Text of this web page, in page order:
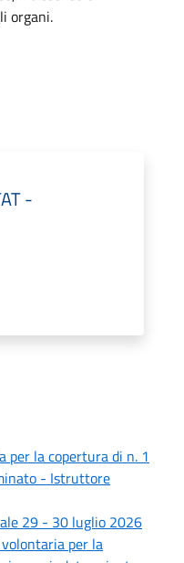
organi.
-
per la copertura di n. 1
- Istruttore
29 - 30 luglio 2026
per la